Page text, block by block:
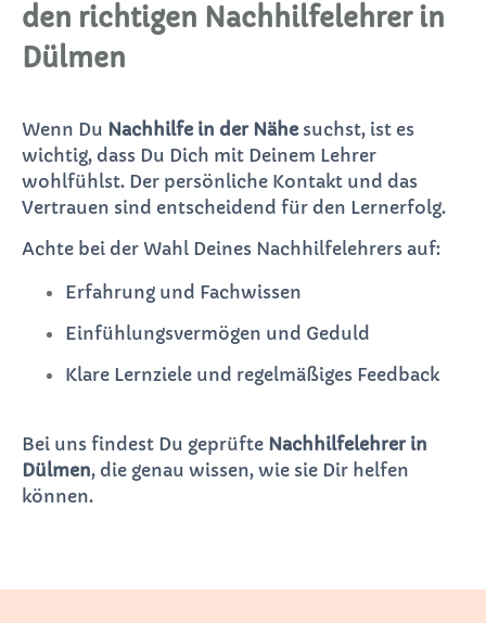
den richtigen Nachhilfelehrer in
Dülmen
Wenn Du Nachhilfe in der Nähe suchst, ist es
wichtig, dass Du Dich mit Deinem Lehrer
wohlfühlst. Der persönliche Kontakt und das
Vertrauen sind entscheidend für den Lernerfolg.
Achte bei der Wahl Deines Nachhilfelehrers auf:
Erfahrung und Fachwissen
Einfühlungsvermögen und Geduld
Klare Lernziele und regelmäßiges Feedback
Bei uns findest Du geprüfte Nachhilfelehrer in
Dülmen, die genau wissen, wie sie Dir helfen
können.